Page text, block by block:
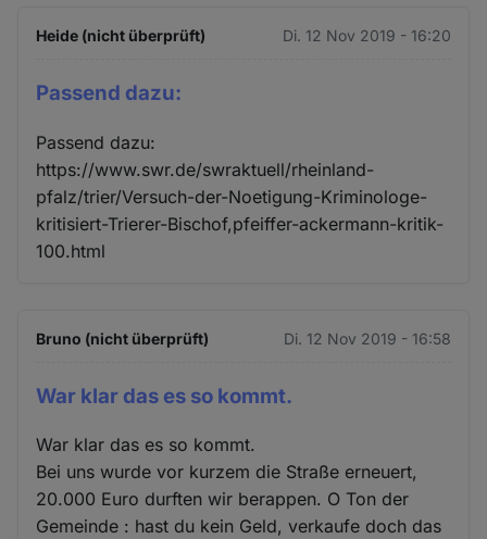
Heide (nicht überprüft) Di. 12 Nov 2019 - 16:20
Passend dazu:
Passend dazu:
https://www.swr.de/swraktuell/rheinland-
pfalz/trier/Versuch-der-Noetigung-Kriminologe-
kritisiert-Trierer-Bischof,pfeiffer-ackermann-kritik-
100.html
Bruno (nicht überprüft) Di. 12 Nov 2019 - 16:58
War klar das es so kommt.
War klar das es so kommt.
Bei uns wurde vor kurzem die Straße erneuert,
20.000 Euro durften wir berappen. O Ton der
Gemeinde : hast du kein Geld, verkaufe doch das